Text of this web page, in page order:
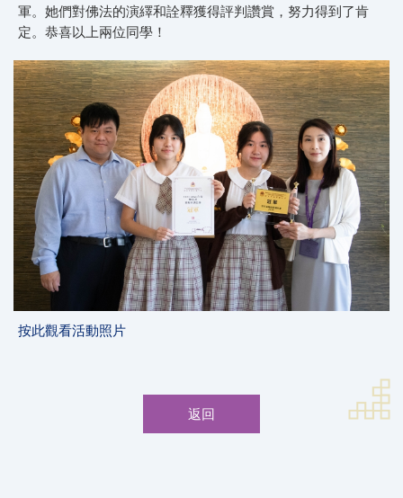
軍。她們對佛法的演繹和詮釋獲得評判讚賞，努力得到了肯
定。恭喜以上兩位同學！
按此觀看活動照片
返回